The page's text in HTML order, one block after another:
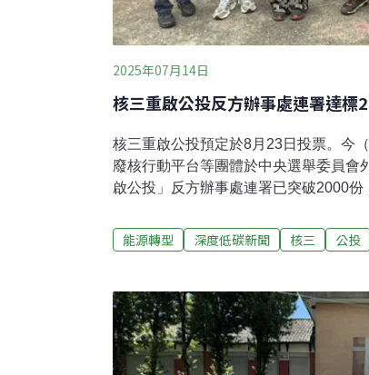
2025年07月14日
核三重啟公投反方辦事處連署達標
核三重啟公投預定於8月23日投票。今
廢核行動平台等團體於中央選舉委員會
啟公投」反方辦事處連署已突破2000
邀請其參與辯論。核三重啟公投 反方辦
案後，社會各界再掀核電討論。台灣綠
個環保NGO、友善組織與多個小黨的
2000份連署，達標率超過200%，「這
啟的力量」。根據《公民投票法》、《
設置辦法》，公投案反對意見代表人可
能源轉型 深度低碳新聞 核三 公投